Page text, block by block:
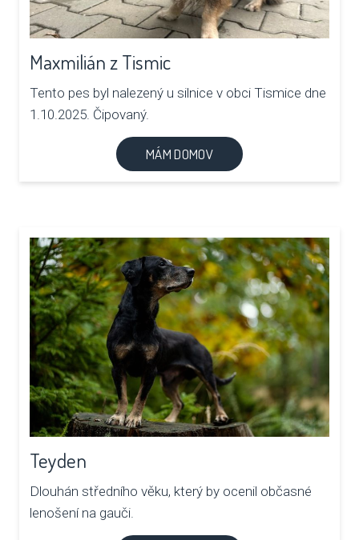
Maxmilián z Tismic
Tento pes byl nalezený u silnice v obci Tismice dne
1.10.2025. Čipovaný.
MÁM DOMOV
Teyden
Dlouhán středního věku, který by ocenil občasné
lenošení na gauči.